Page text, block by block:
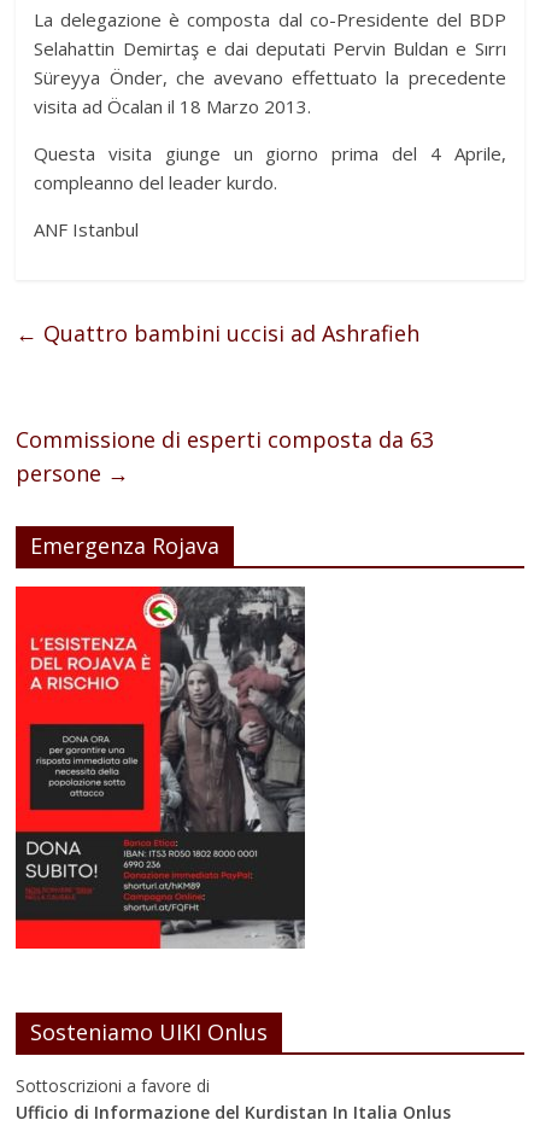
La delegazione è composta dal co-Presidente del BDP
Selahattin Demirtaş e dai deputati Pervin Buldan e Sırrı
Süreyya Önder, che avevano effettuato la precedente
visita ad Öcalan il 18 Marzo 2013.
Questa visita giunge un giorno prima del 4 Aprile,
compleanno del leader kurdo.
ANF Istanbul
← Quattro bambini uccisi ad Ashrafieh
Commissione di esperti composta da 63
persone →
Emergenza Rojava
Sosteniamo UIKI Onlus
Sottoscrizioni a favore di
Ufficio di Informazione del Kurdistan In Italia Onlus